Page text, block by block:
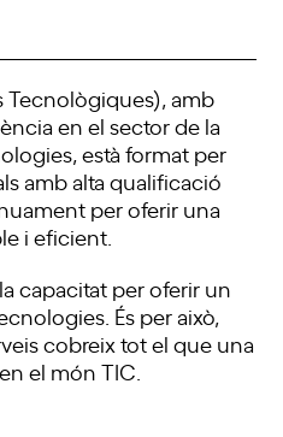
Tecnològiques), amb
en el sector de la
està format per
amb alta qualificació
per oferir una
i eficient.
capacitat per oferir un
És per això,
cobreix tot el que una
el món TIC.